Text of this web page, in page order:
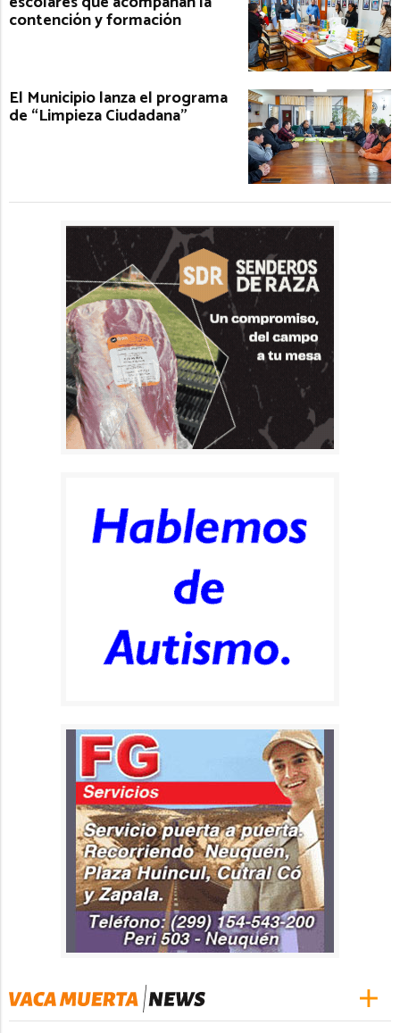
contención y formación
El Municipio lanza el programa
de “Limpieza Ciudadana”